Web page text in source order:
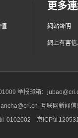
更多
網站聲明
網上有害
举报邮箱：
互联网新闻
证 0102002 京ICP证